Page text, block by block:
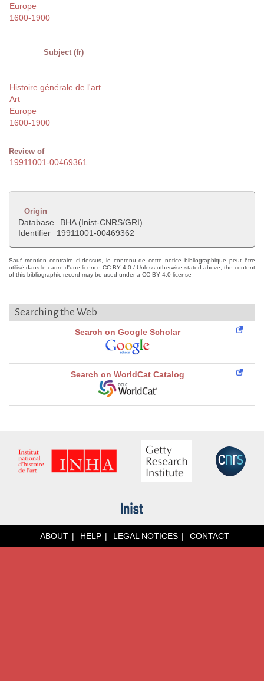
Europe
1600-1900
Subject (fr)
Histoire générale de l'art
Art
Europe
1600-1900
Review of
19911001-00469361
Origin
Database
BHA (Inist-CNRS/GRI)
Identifier
19911001-00469362
Sauf mention contraire ci-dessus, le contenu de cette notice bibliographique peut être
utilisé dans le cadre d'une licence CC BY 4.0 / Unless otherwise stated above, the content
of this bibliographic record may be used under a CC BY 4.0 license
Searching the Web
Search on Google Scholar
Search on WorldCat Catalog
ABOUT HELP LEGAL NOTICES CONTACT